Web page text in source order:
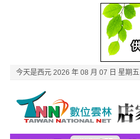
今天是西元 2026 年 08 月 07 日 星期五